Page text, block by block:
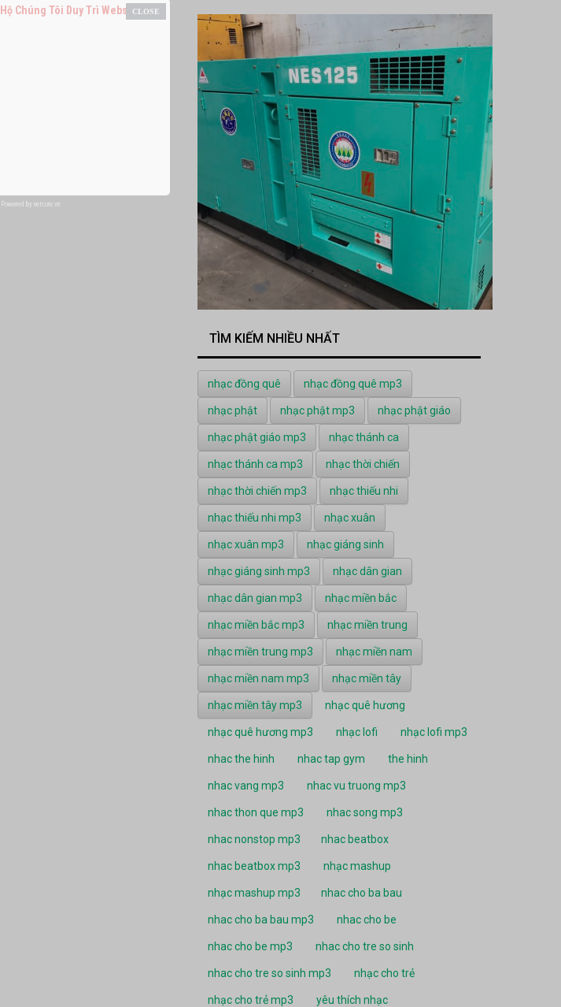
TÌM KIẾM NHIỀU NHẤT
nhạc đồng quê nhạc đồng quê mp3
nhạc phật nhạc phật mp3 nhạc phật giáo
nhạc phật giáo mp3 nhạc thánh ca
nhạc thánh ca mp3 nhạc thời chiến
nhạc thời chiến mp3 nhạc thiếu nhi
nhạc thiếu nhi mp3 nhạc xuân
nhạc xuân mp3 nhạc giáng sinh
nhạc giáng sinh mp3 nhạc dân gian
nhạc dân gian mp3 nhạc miền bắc
nhạc miền bắc mp3 nhạc miền trung
nhạc miền trung mp3 nhạc miền nam
nhạc miền nam mp3 nhạc miền tây
nhạc miền tây mp3 nhạc quê hương
nhạc quê hương mp3 nhạc lofi nhạc lofi mp3
nhac the hinh nhac tap gym the hinh
nhac vang mp3 nhac vu truong mp3
nhac thon que mp3 nhac song mp3
nhac nonstop mp3 nhac beatbox
nhac beatbox mp3 nhạc mashup
nhạc mashup mp3 nhac cho ba bau
nhac cho ba bau mp3 nhac cho be
nhac cho be mp3 nhac cho tre so sinh
nhac cho tre so sinh mp3 nhạc cho trẻ
nhạc cho trẻ mp3 yêu thích nhạc
Chúng Tôi Duy Trì Website
Powered by netcore.vn